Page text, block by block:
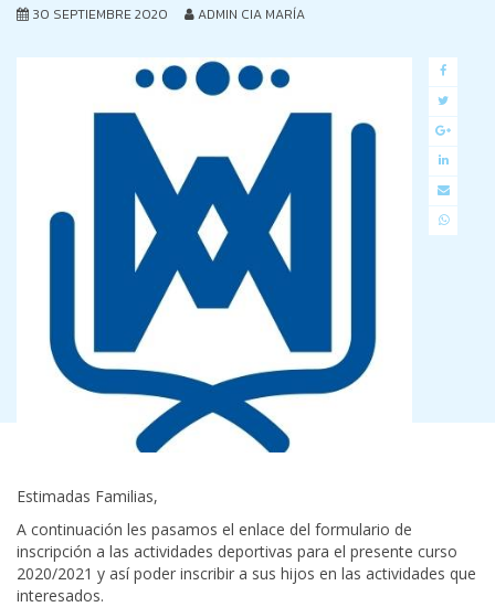
30 SEPTIEMBRE 2020 ADMIN CIA MARÍA
Estimadas Familias,
A continuación les pasamos el enlace del formulario de
inscripción a las actividades deportivas para el presente curso
2020/2021 y así poder inscribir a sus hijos en las actividades que
interesados.